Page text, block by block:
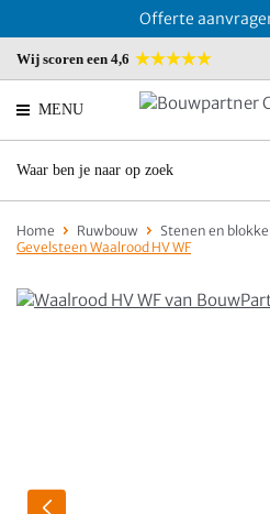
Offerte
Wij scoren een 4,6
MENU
Home Ruwbouw Stenen en
Gevelsteen Waalrood HV WF